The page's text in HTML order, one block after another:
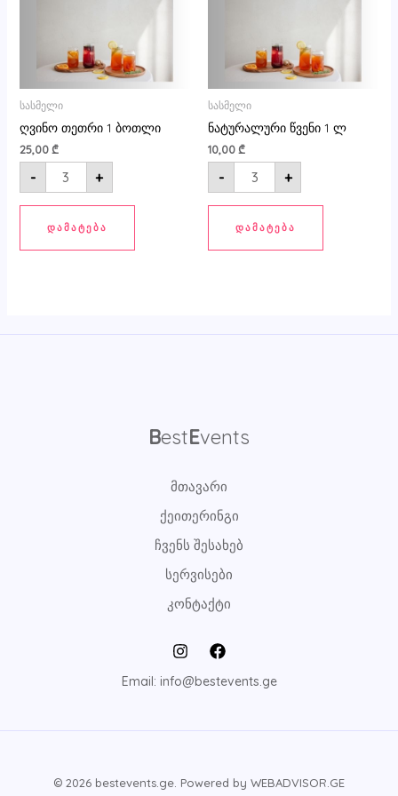
სასმელი
ღვინო თეთრი 1 ბოთლი
25,00 ₾
- +
ᲓᲐᲛᲐᲢᲔᲑᲐ
სასმელი
ნატურალური წვენი 1 ლ
10,00 ₾
- +
ᲓᲐᲛᲐᲢᲔᲑᲐ
BestEvents
მთავარი
ქეითერინგი
ჩვენს შესახებ
სერვისები
კონტაქტი
Email: info@bestevents.ge
© 2026 bestevents.ge. Powered by WEBADVISOR.GE